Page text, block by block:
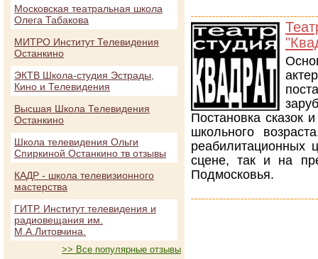
Постановка сказок
школьного
реабилитационных
сцене, так и на
Подмосковья.
Московская театральная школа
Олега Табакова
МИТРО Институт Телевидения
Останкино
ЭКТВ Школа-студия Эстрады,
Кино и Телевидения
Высшая Школа Телевидения
Останкино
Школа телевидения Ольги
Спиркиной Останкино тв отзывы
КАДР - школа телевизионного
мастерства
ГИТР. Институт телевидения и
радиовещания им.
М.А.Литовчина.
>> Все популярные отзывы